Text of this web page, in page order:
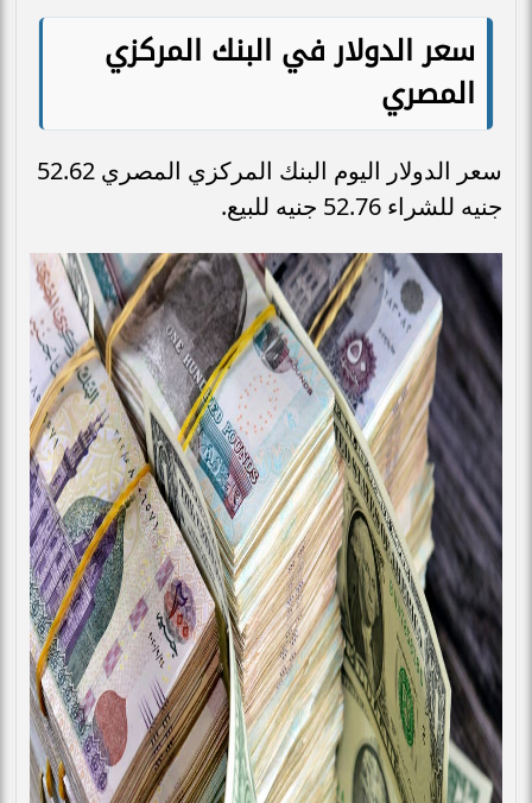
سعر الدولار في البنك المركزي
المصري
سعر الدولار اليوم البنك المركزي المصري 52.62
جنيه للشراء 52.76 جنيه للبيع.